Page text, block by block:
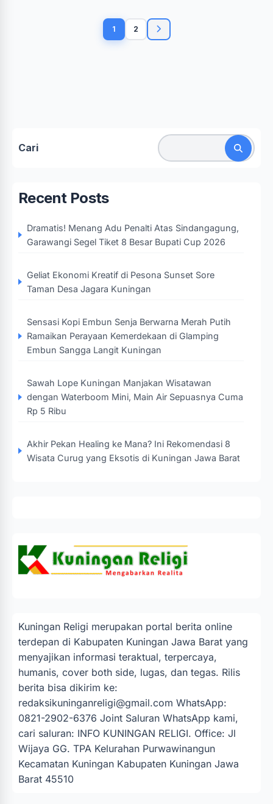
pos
1 2
Cari
Recent Posts
Dramatis! Menang Adu Penalti Atas Sindangagung,
Garawangi Segel Tiket 8 Besar Bupati Cup 2026
Geliat Ekonomi Kreatif di Pesona Sunset Sore
Taman Desa Jagara Kuningan
Sensasi Kopi Embun Senja Berwarna Merah Putih
Ramaikan Perayaan Kemerdekaan di Glamping
Embun Sangga Langit Kuningan
Sawah Lope Kuningan Manjakan Wisatawan
dengan Waterboom Mini, Main Air Sepuasnya Cuma
Rp 5 Ribu
Akhir Pekan Healing ke Mana? Ini Rekomendasi 8
Wisata Curug yang Eksotis di Kuningan Jawa Barat
Kuningan Religi merupakan portal berita online
terdepan di Kabupaten Kuningan Jawa Barat yang
menyajikan informasi teraktual, terpercaya,
humanis, cover both side, lugas, dan tegas. Rilis
berita bisa dikirim ke:
redaksikuninganreligi@gmail.com WhatsApp:
0821-2902-6376 Joint Saluran WhatsApp kami,
cari saluran: INFO KUNINGAN RELIGI. Office: Jl
Wijaya GG. TPA Kelurahan Purwawinangun
Kecamatan Kuningan Kabupaten Kuningan Jawa
Barat 45510